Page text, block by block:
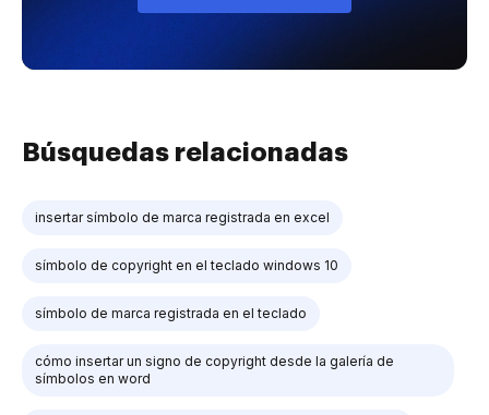
Búsquedas relacionadas
insertar símbolo de marca registrada en excel
símbolo de copyright en el teclado windows 10
símbolo de marca registrada en el teclado
cómo insertar un signo de copyright desde la galería de
símbolos en word